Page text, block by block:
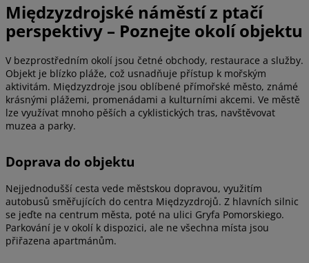
Międzyzdrojské náměstí z ptačí
perspektivy – Poznejte okolí objektu
V bezprostředním okolí jsou četné obchody, restaurace a služby.
Objekt je blízko pláže, což usnadňuje přístup k mořským
aktivitám. Międzyzdroje jsou oblíbené přímořské město, známé
krásnými plážemi, promenádami a kulturními akcemi. Ve městě
lze využívat mnoho pěších a cyklistických tras, navštěvovat
muzea a parky.
Doprava do objektu
Nejjednodušší cesta vede městskou dopravou, využitím
autobusů směřujících do centra Międzyzdrojů. Z hlavních silnic
se jeďte na centrum města, poté na ulici Gryfa Pomorskiego.
Parkování je v okolí k dispozici, ale ne všechna místa jsou
přiřazena apartmánům.